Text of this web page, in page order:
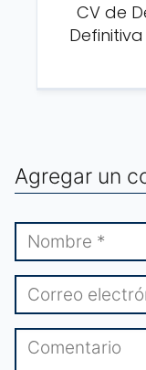
CV de
Agregar un